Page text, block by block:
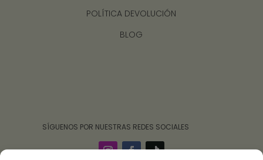
POLÍTICA DEVOLUCIÓN
BLOG
‎ ‎ ‎ ‎ ‎ ‎‎ ‎ SÍGUENOS POR NUESTRAS REDES SOCIALES